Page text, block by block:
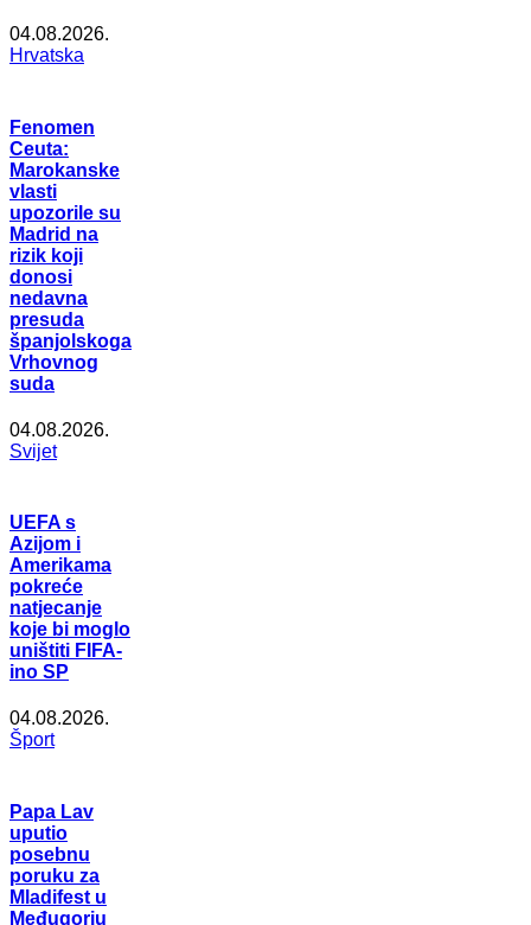
04.08.2026.
Hrvatska
Fenomen
Ceuta:
Marokanske
vlasti
upozorile su
Madrid na
rizik koji
donosi
nedavna
presuda
španjolskoga
Vrhovnog
suda
04.08.2026.
Svijet
UEFA s
Azijom i
Amerikama
pokreće
natjecanje
koje bi moglo
uništiti FIFA-
ino SP
04.08.2026.
Šport
Papa Lav
uputio
posebnu
poruku za
Mladifest u
Međugorju